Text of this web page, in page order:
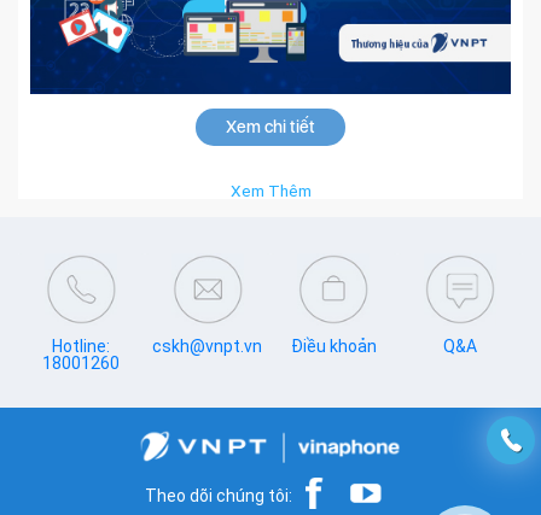
Xem chi tiết
Xem Thêm
Hotline:
18001260
cskh@vnpt.vn Điều khoản Q&A
Theo dõi chúng tôi: